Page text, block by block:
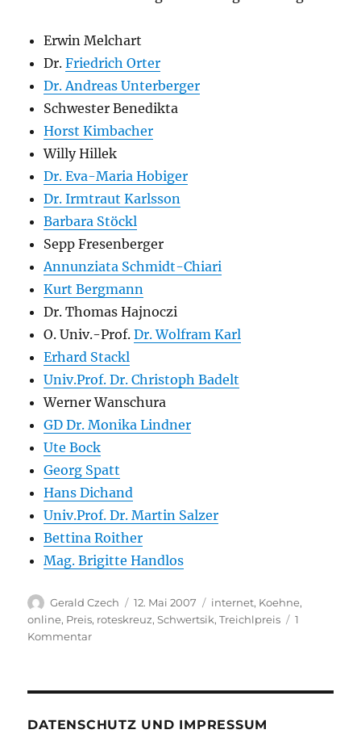
Erwin Melchart
Dr.Friedrich Orter
Dr. Andreas Unterberger
Schwester Benedikta
Horst Kimbacher
Willy Hillek
Dr. Eva-Maria Hobiger
Dr. Irmtraut Karlsson
Barbara Stöckl
Sepp Fresenberger
Annunziata Schmidt-Chiari
Kurt Bergmann
Dr. Thomas Hajnoczi
O. Univ.-Prof.Dr. Wolfram Karl
Erhard Stackl
Univ.Prof. Dr. Christoph Badelt
Werner Wanschura
GD Dr. Monika Lindner
Ute Bock
Georg Spatt
Hans Dichand
Univ.Prof. Dr. Martin Salzer
Bettina Roither
Mag. Brigitte Handlos
Autor
Gerald Czech
Veröffentlicht
am
12. Mai 2007 Kategorien
internet, Koehne,
online, Preis, roteskreuz,Schwertsik,Treichlpreis
1
Kommentarzu
Kreuzes
DATENSCHUTZ UND IMPRESSUM